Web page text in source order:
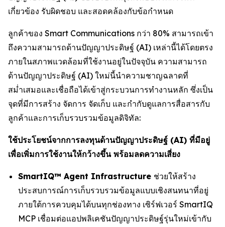
เกี่ยวข้อง รับผิดชอบ และสอดคล้องกับข้อกำหนด
ลูกค้าของ Smart Communications กว่า 80% สามารถเข้า
ถึงความสามารถด้านปัญญาประดิษฐ์ (AI) เหล่านี้ได้โดยตรง
ภายในสภาพแวดล้อมที่ใช้งานอยู่ในปัจจุบัน ความสามารถ
ด้านปัญญาประดิษฐ์ (AI) ใหม่นี้นำความชาญฉลาดที่
สม่ำเสมอและเชื่อถือได้เข้าสู่กระบวนการทำงานหลัก ซึ่งเป็น
จุดที่มีการสร้าง จัดการ จัดเก็บ และกำกับดูแลการสื่อสารกับ
ลูกค้าและการเก็บรวบรวมข้อมูลดิจิทัล:
ใช้ประโยชน์จากการลงทุนด้านปัญญาประดิษฐ์ (AI) ที่มีอยู่
เพื่อเพิ่มการใช้งานให้กว้างขึ้น พร้อมลดความเสี่ยง
SmartIQ™ Agent Infrastructure ช่วยให้สร้าง
ประสบการณ์การเก็บรวบรวมข้อมูลแบบเชิงสนทนาที่อยู่
ภายใต้การควบคุมได้บนทุกช่องทาง เซิร์ฟเวอร์ SmartIQ
MCP เชื่อมต่อแอปพลิเคชันปัญญาประดิษฐ์รุ่นใหม่เข้ากับ